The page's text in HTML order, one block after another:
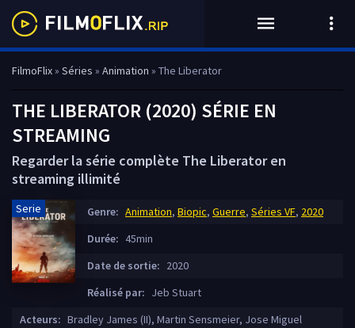
FilmoFlix» Séries » Animation » The Liberator
THE LIBERATOR (2020) SÉRIE EN
STREAMING
Regarder la série complète The Liberator en
streaming illimité
Serie Genre: Animation, Biopic, Guerre, Séries VF, 2020
Durée: 45min
Date de sortie: 2020
Réalisé par: Jeb Stuart
Acteurs: Bradley James (II), Martin Sensmeier, Jose Miguel